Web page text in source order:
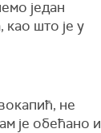
један
што је у
не
је обећано и